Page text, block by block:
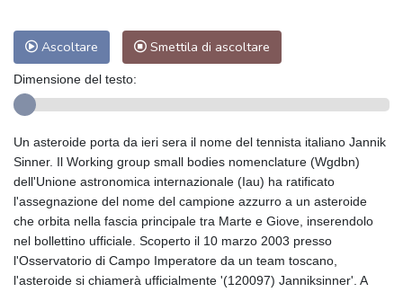
Ascoltare Smettila di ascoltare
Dimensione del testo:
Un asteroide porta da ieri sera il nome del tennista italiano Jannik
Sinner. Il Working group small bodies nomenclature (Wgdbn)
dell'Unione astronomica internazionale (Iau) ha ratificato
l'assegnazione del nome del campione azzurro a un asteroide
che orbita nella fascia principale tra Marte e Giove, inserendolo
nel bollettino ufficiale. Scoperto il 10 marzo 2003 presso
l'Osservatorio di Campo Imperatore da un team toscano,
l'asteroide si chiamerà ufficialmente '(120097) Janniksinner'. A